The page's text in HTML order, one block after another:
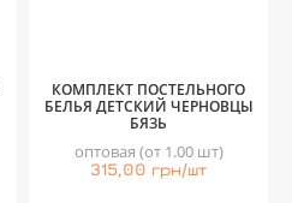
КОМПЛЕКТ ПОСТЕЛЬНОГО
БЕЛЬЯ ДЕТСКИЙ ЧЕРНОВЦЫ
БЯЗЬ
оптовая (от 1.00 шт)
315,00 грн/шт